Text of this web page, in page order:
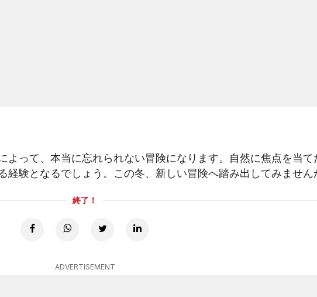
って、本当に忘れられない冒険になります。自然に焦点を当
験となるでしょう。この冬、新しい冒険へ踏み出してみません
終了！
ADVERTISEMENT